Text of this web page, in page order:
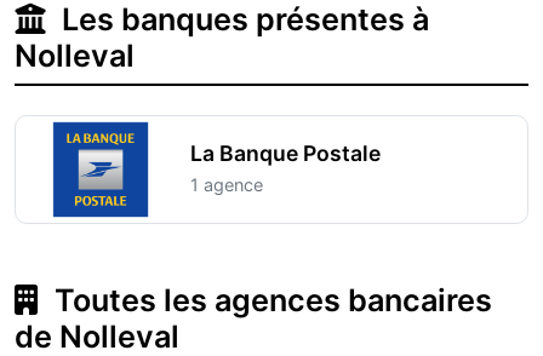
Les banques présentes à
Nolleval
La Banque Postale
1 agence
Toutes les agences bancaires
de Nolleval